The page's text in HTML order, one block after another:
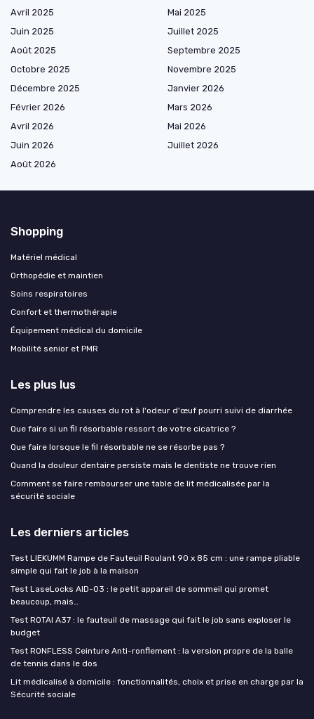
Avril 2025
Mai 2025
Juin 2025
Juillet 2025
Août 2025
Septembre 2025
Octobre 2025
Novembre 2025
Décembre 2025
Janvier 2026
Février 2026
Mars 2026
Avril 2026
Mai 2026
Juin 2026
Juillet 2026
Août 2026
Shopping
Matériel médical
Orthopédie et maintien
Soins respiratoires
Confort et thermothérapie
Équipement médical du domicile
Mobilité senior et PMR
Les plus lus
Comprendre les causes du rot à l'odeur d'œuf pourri suivi de diarrhée
Que faire si un fil résorbable ressort de votre cicatrice ?
Que faire lorsque le fil résorbable ne se résorbe pas ?
Quand la douleur dentaire persiste mais le dentiste ne trouve rien
Comment se faire rembourser une table de lit médicalisée par la
sécurité sociale
Les derniers articles
Test LIEKUMM Rampe de Fauteuil Roulant 90 x 85 cm : une rampe pliable
simple qui fait le job à la maison
Test LaseLocks AID-03 : le petit appareil de sommeil qui promet
beaucoup, mais…
Test ROTAI A37 : le fauteuil de massage qui fait le job sans exploser le
budget
Test RONFLESS Ceinture Anti-ronflement : la version propre de la balle
de tennis dans le dos
Lit médicalisé à domicile : fonctionnalités, choix et prise en charge par la
Sécurité sociale